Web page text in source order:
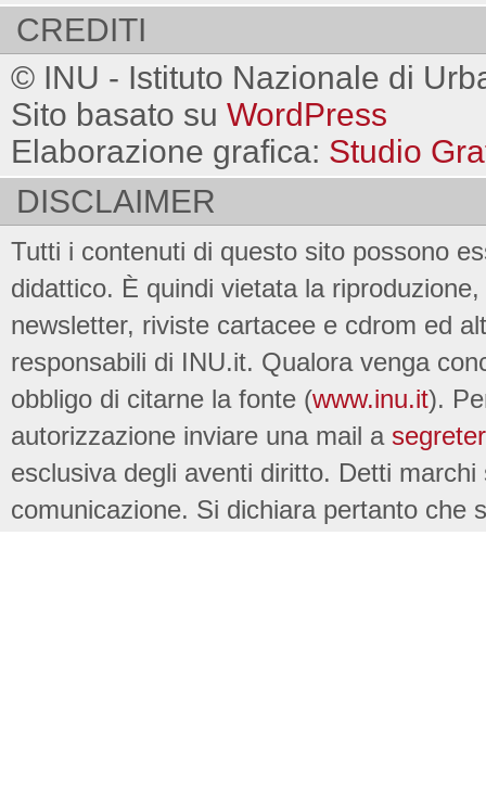
CREDITI
© INU - Istituto Nazionale di
Sito basato su WordPress
Elaborazione grafica: Studio
DISCLAIMER
Tutti i contenuti di questo sito possono
didattico. È quindi vietata la
newsletter, riviste cartacee e cdrom ed
responsabili di INU.it. Qualora venga
obbligo di citarne la fonte (www.inu.it).
autorizzazione inviare una mail a
esclusiva degli aventi diritto. Detti
comunicazione. Si dichiara pertanto che